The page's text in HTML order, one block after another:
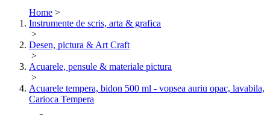
Home >
Instrumente de scris, arta & grafica
>
Desen, pictura & Art Craft
>
Acuarele, pensule & materiale pictura
>
Acuarele tempera, bidon 500 ml - vopsea auriu opac, lavabila,
Carioca Tempera